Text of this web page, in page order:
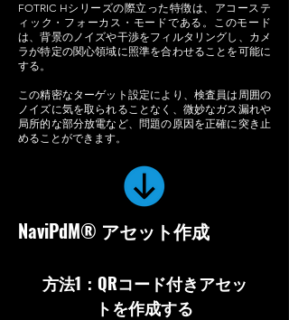
FOTRIC Hシリーズの際立った特徴は、アコーステ
ィック・フォーカス・モードである。このモード
は、背景のノイズや干渉をフィルタリングし、カメ
ラが特定の関心領域に照準を合わせることを可能に
する。
この精密なターゲット設定により、検査員は周囲の
ノイズに気を取られることなく、微妙なガス漏れや
局所的な部分放電など、問題の原因を正確に突き止
めることができます。
NaviPdM® アセット作成
方法1：QRコード付きアセッ
トを作成する